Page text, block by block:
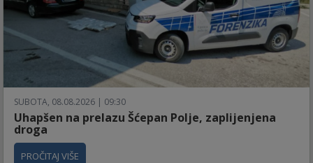
SUBOTA, 08.08.2026 | 09:30
Uhapšen na prelazu Šćepan Polje, zaplijenjena
droga
PROČITAJ VIŠE